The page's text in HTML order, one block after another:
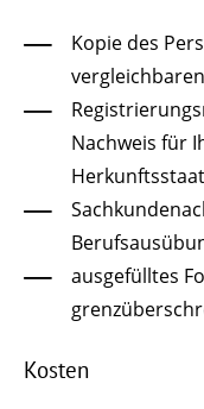
Kopie des
Nachweis für
Herkunftsstaat
ausgefülltes
Kosten